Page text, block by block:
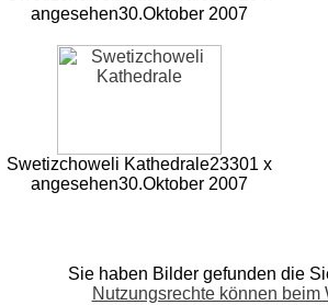
angesehen30.Oktober 2007
Swetizchoweli Kathedrale23301 x
angesehen30.Oktober 2007
Sie haben Bilder gefunden die
Nutzungsrechte können